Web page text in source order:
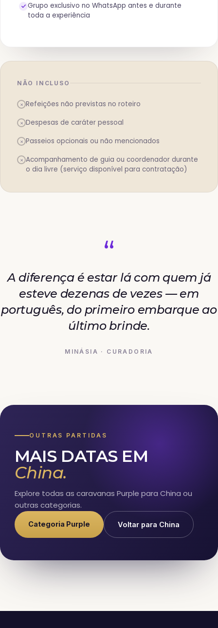
Grupo exclusivo no WhatsApp antes e durante
toda a experiência
NÃO INCLUSO
× Refeições não previstas no roteiro
× Despesas de caráter pessoal
× Passeios opcionais ou não mencionados
× Acompanhamento de guia ou coordenador durante
o dia livre (serviço disponível para contratação)
“
A diferença é estar lá com quem já
esteve dezenas de vezes — em
português, do primeiro embarque ao
último brinde.
MINÁSIA · CURADORIA
OUTRAS PARTIDAS
MAIS DATAS EM
China.
Explore todas as caravanas Purple para China ou
outras categorias.
Categoria Purple Voltar para China